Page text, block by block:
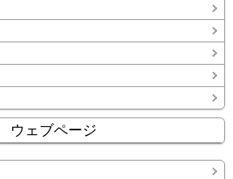
ウェブページ